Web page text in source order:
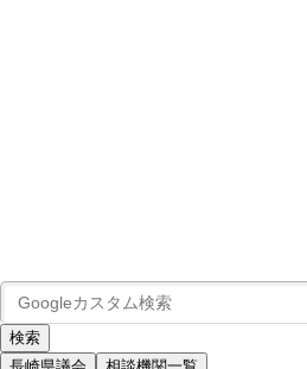
長崎県議会 相談機関一覧